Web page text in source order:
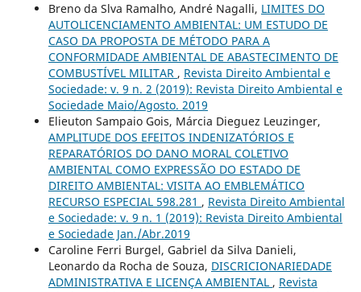
Breno da Slva Ramalho, André Nagalli, LIMITES DO
AUTOLICENCIAMENTO AMBIENTAL: UM ESTUDO DE
CASO DA PROPOSTA DE MÉTODO PARA A
CONFORMIDADE AMBIENTAL DE ABASTECIMENTO DE
COMBUSTÍVEL MILITAR , Revista Direito Ambiental e
Sociedade: v. 9 n. 2 (2019): Revista Direito Ambiental e
Sociedade Maio/Agosto. 2019
Elieuton Sampaio Gois, Márcia Dieguez Leuzinger,
AMPLITUDE DOS EFEITOS INDENIZATÓRIOS E
REPARATÓRIOS DO DANO MORAL COLETIVO
AMBIENTAL COMO EXPRESSÃO DO ESTADO DE
DIREITO AMBIENTAL: VISITA AO EMBLEMÁTICO
RECURSO ESPECIAL 598.281 , Revista Direito Ambiental
e Sociedade: v. 9 n. 1 (2019): Revista Direito Ambiental
e Sociedade Jan./Abr.2019
Caroline Ferri Burgel, Gabriel da Silva Danieli,
Leonardo da Rocha de Souza, DISCRICIONARIEDADE
ADMINISTRATIVA E LICENÇA AMBIENTAL , Revista